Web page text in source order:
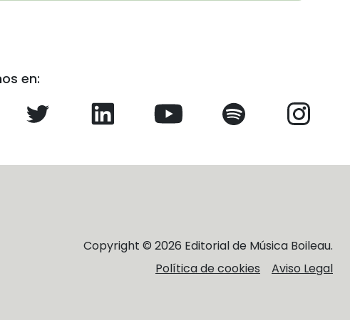
en:
Copyright © 2026 Editorial de Música Boileau.
Política de cookies
Aviso Legal